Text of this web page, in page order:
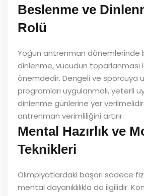
Beslenme ve
Rolü
Yoğun antrenman dönemlerinde
dinlenme, vücudun toparlanması
önemdedir. Dengeli ve sporcuya
programları uygulanmalı, yeterli
dinlenme günlerine yer
antrenman verimliliğini artırır.
Mental Hazırlık ve
Teknikleri
Olimpiyatlardaki başarı sadece
mental dayanıklılıkla da ilgilidir.